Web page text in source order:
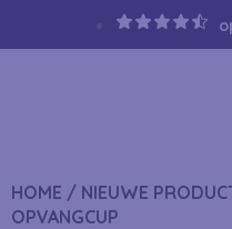
HOME / NIEUWE
OPVANGCUP